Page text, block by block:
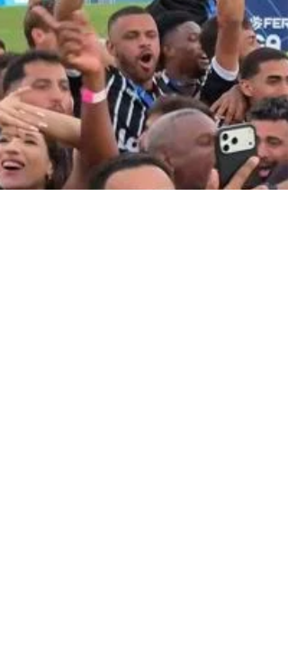
bom momento do SE Retiro, que segue com
campanha perfeita no torneio. Em Piraí, no
campo do Arrozal, o time da casa foi
pelo SE Retiro por 3 a 1. O resultado manteve
equipe na liderança isolada da tabela, com 1